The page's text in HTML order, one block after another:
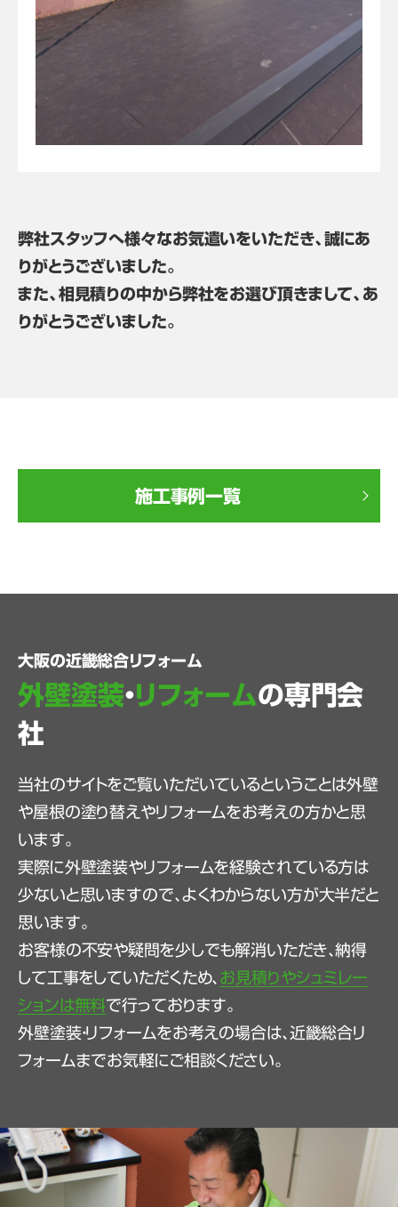
弊社スタッフへ様々なお気遣いをいただき、誠にあ
りがとうございました。
また、相見積りの中から弊社をお選び頂きまして、あ
りがとうございました。
施工事例一覧
大阪の近畿総合リフォーム
外壁塗装・リフォームの専門会
社
当社のサイトをご覧いただいているということは外壁
や屋根の塗り替えやリフォームをお考えの方かと思
います。
実際に外壁塗装やリフォームを経験されている方は
少ないと思いますので、よくわからない方が大半だと
思います。
お客様の不安や疑問を少しでも解消いただき、納得
して工事をしていただくため、 お見積りやシュミレー
ションは無料で行っております。
外壁塗装・リフォームをお考えの場合は、近畿総合リ
フォームまでお気軽にご相談ください。